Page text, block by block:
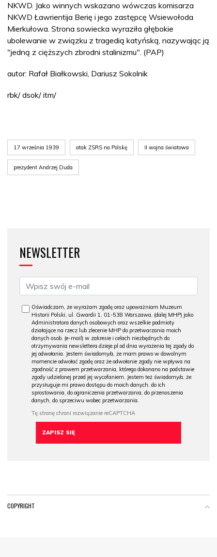
NKWD. Jako winnych wskazano wówczas komisarza
NKWD Ławrientija Berię i jego zastępcę Wsiewołoda
Mierkułowa. Strona sowiecka wyraziła głębokie
ubolewanie w związku z tragedią katyńską, nazywając ją
"jedną z cięższych zbrodni stalinizmu". (PAP)
autor: Rafał Białkowski, Dariusz Sokolnik
rbk/ dsok/ itm/
17 września 1939 atak ZSRS na Polskę II wojna światowa
prezydent Andrzej Duda
NEWSLETTER
Oświadczam, że wyrażam zgodę oraz upoważniam Muzeum
Historii Polski, ul. Gwardii 1, 01-538 Warszawa, (dalej MHP) jako
Administratora danych osobowych oraz wszelkie podmioty
działające na rzecz lub zlecenie MHP do przetwarzania moich
danych osob. (e-mail) w zakresie i celach niezbędnych do
otrzymywania newslettera dzieje.pl od dnia wyrażenia tej zgody do
jej odwołania. Jestem świadomy/a, że mam prawo w dowolnym
momencie odwołać zgodę oraz że odwołanie zgody nie wpływa na
zgodność z prawem przetwarzania, którego dokonano na podstawie
zgody udzielonej przed jej wycofaniem. Jestem też świadomy/a, że
przysługuje mi prawo dostępu do moich danych, do ich
sprostowania, do ograniczenia przetwarzania, do przenoszenia
danych, do sprzeciwu wobec przetwarzania.
COPYRIGHT